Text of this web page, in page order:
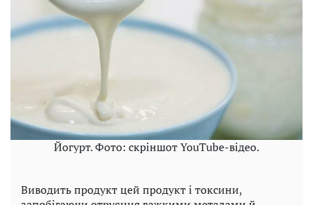
Йогурт. Фото: скріншот YouTube-відео.
Виводить продукт цей продукт і токсини,